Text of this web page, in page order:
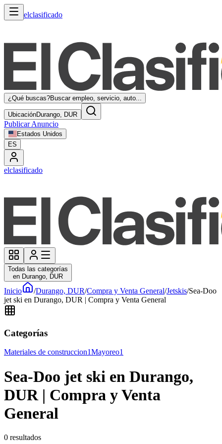
elclasificado
¿Qué buscas?Buscar empleo, servicio, auto...
UbicaciónDurango, DUR
Publicar Anuncio
Estados Unidos
ES
elclasificado
Todas las categorías
en Durango, DUR
Inicio /Durango, DUR/Compra y Venta General/Jetskis/Sea-Doo
jet ski en Durango, DUR | Compra y Venta General
Categorías
Materiales de construccion1Mayoreo1
Sea-Doo jet ski en Durango,
DUR | Compra y Venta
General
0 resultados